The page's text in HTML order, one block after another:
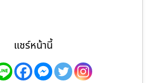
แชร์หน้านี้